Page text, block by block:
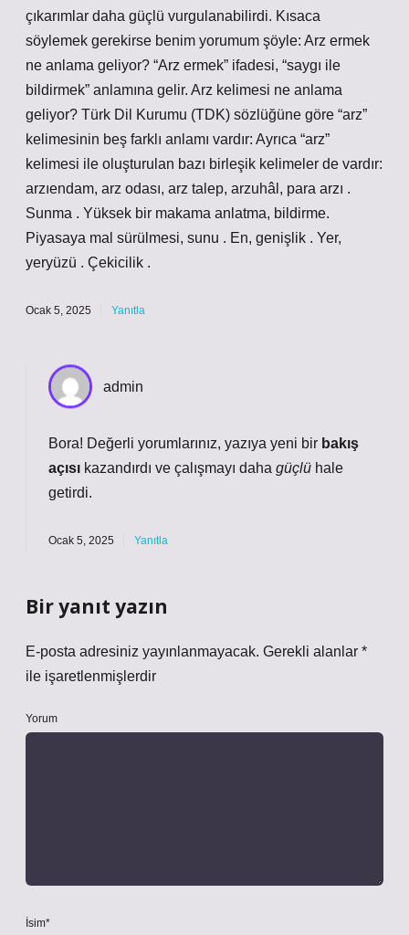
çıkarımlar daha güçlü vurgulanabilirdi. Kısaca
söylemek gerekirse benim yorumum şöyle: Arz ermek
ne anlama geliyor? “Arz ermek” ifadesi, “saygı ile
bildirmek” anlamına gelir. Arz kelimesi ne anlama
geliyor? Türk Dil Kurumu (TDK) sözlüğüne göre “arz”
kelimesinin beş farklı anlamı vardır: Ayrıca “arz”
kelimesi ile oluşturulan bazı birleşik kelimeler de vardır:
arzıendam, arz odası, arz talep, arzuhâl, para arzı .
Sunma . Yüksek bir makama anlatma, bildirme.
Piyasaya mal sürülmesi, sunu . En, genişlik . Yer,
yeryüzü . Çekicilik .
Ocak 5, 2025 Yanıtla
admin
Bora! Değerli yorumlarınız, yazıya yeni bir bakış
açısı kazandırdı ve çalışmayı daha güçlü hale
getirdi.
Ocak 5, 2025 Yanıtla
Bir yanıt yazın
E-posta adresiniz yayınlanmayacak. Gerekli alanlar *
ile işaretlenmişlerdir
Yorum
İsim*